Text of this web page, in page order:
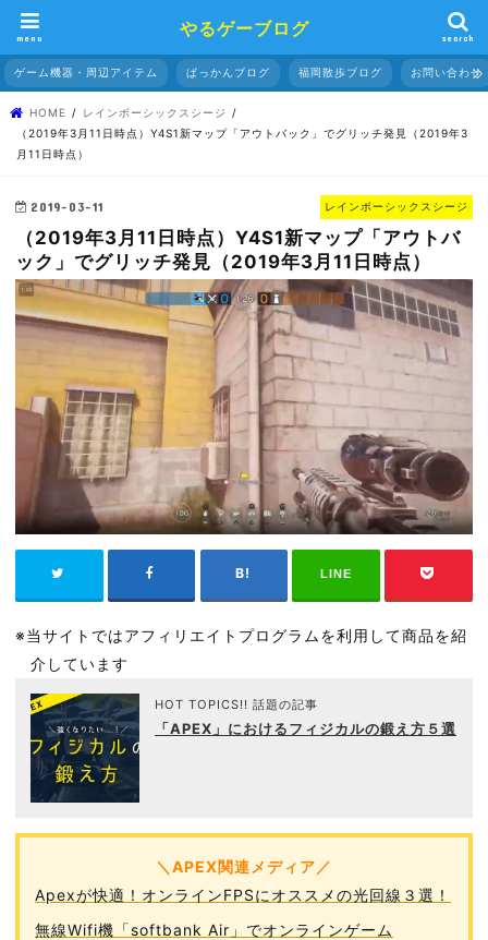
やるゲーブログ
search
menu
ゲーム機器・周辺アイテム ぱっかんブログ 福岡散歩ブログ お問い合わせ
HOME
レインボーシックスシージ
（2019年3月11日時点）Y4S1新マップ「アウトバック」でグリッチ発見（2019年3
月11日時点）
レインボーシックスシージ
2019-03-11
（2019年3月11日時点）Y4S1新マップ「アウトバ
ック」でグリッチ発見（2019年3月11日時点）
LINE
※当サイトではアフィリエイトプログラムを利用して商品を紹
介しています
HOT TOPICS!! 話題の記事
「APEX」におけるフィジカルの鍛え方５選
＼APEX関連メディア／
Apexが快適！オンラインFPSにオススメの光回線３選！
無線Wifi機「softbank Air」でオンラインゲーム